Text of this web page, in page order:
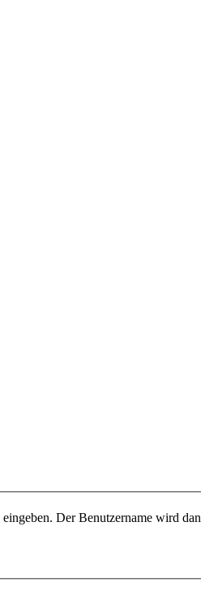
Der Benutzername wird